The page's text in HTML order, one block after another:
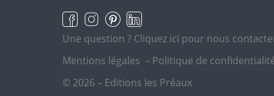
Une question ? Cliquez ici pour nous
Mentions légales – Politique de
© 2026 – Editions les Préaux